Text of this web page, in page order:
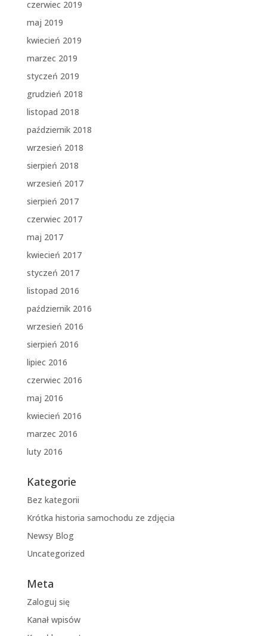
czerwiec 2019
maj 2019
kwiecień 2019
marzec 2019
styczeń 2019
grudzień 2018
listopad 2018
październik 2018
wrzesień 2018
sierpień 2018
wrzesień 2017
sierpień 2017
czerwiec 2017
maj 2017
kwiecień 2017
styczeń 2017
listopad 2016
październik 2016
wrzesień 2016
sierpień 2016
lipiec 2016
czerwiec 2016
maj 2016
kwiecień 2016
marzec 2016
luty 2016
Kategorie
Bez kategorii
Krótka historia samochodu ze zdjęcia
Newsy Blog
Uncategorized
Meta
Zaloguj się
Kanał wpisów